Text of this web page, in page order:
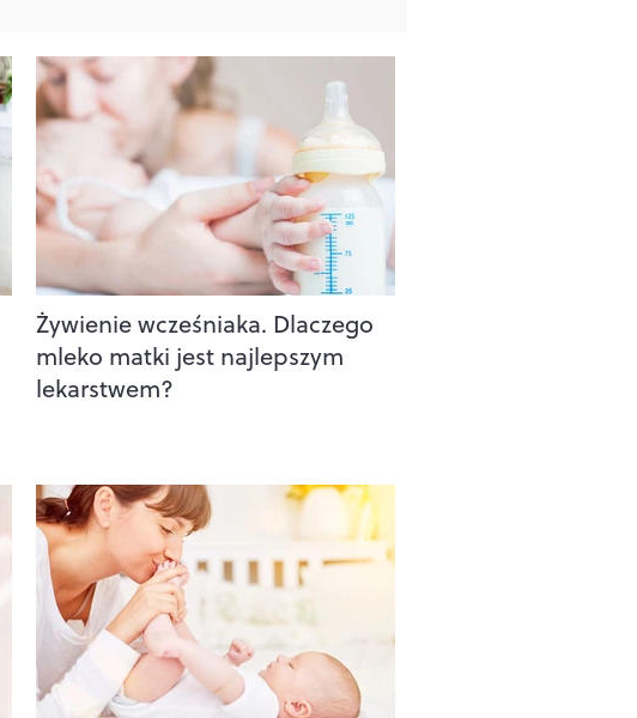
Żywienie wcześniaka. Dlaczego
mleko matki jest najlepszym
lekarstwem?